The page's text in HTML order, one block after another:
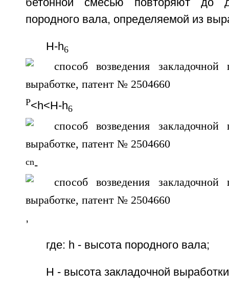
бетонной смесью повторяют до
породного вала, определяемой из
Н-h6
P<h<H-h6
cn-
,
где: h - высота породного вала;
Н - высота закладочной